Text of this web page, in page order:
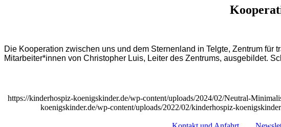
Die Kooperation zwischen uns und dem Sternenland in Telgte, Zentrum
Mitarbeiter*innen von Christopher Luis, Leiter des Zentrums, ausgebildet.
https://kinderhospiz-koenigskinder.de/wp-content/uploads/2024/02/Neutral-
koenigskinder.de/wp-content/uploads/2022/02/kinderhospiz-